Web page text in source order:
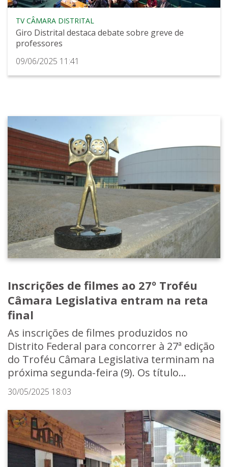
TV CÂMARA DISTRITAL
Giro Distrital destaca debate sobre greve de
professores
09/06/2025 11:41
Inscrições de filmes ao 27º Troféu
Câmara Legislativa entram na reta
final
As inscrições de filmes produzidos no
Distrito Federal para concorrer à 27ª edição
do Troféu Câmara Legislativa terminam na
próxima segunda-feira (9). Os título...
30/05/2025 18:03